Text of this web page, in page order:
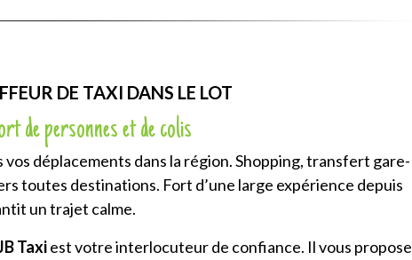
DE TAXI DANS LE LOT
de personnes et de colis
vos déplacements dans la région. Shopping, transfert gare-
toutes destinations. Fort d’une large expérience depuis
un trajet calme.
Taxiest votre interlocuteur de confiance. Il vous propose